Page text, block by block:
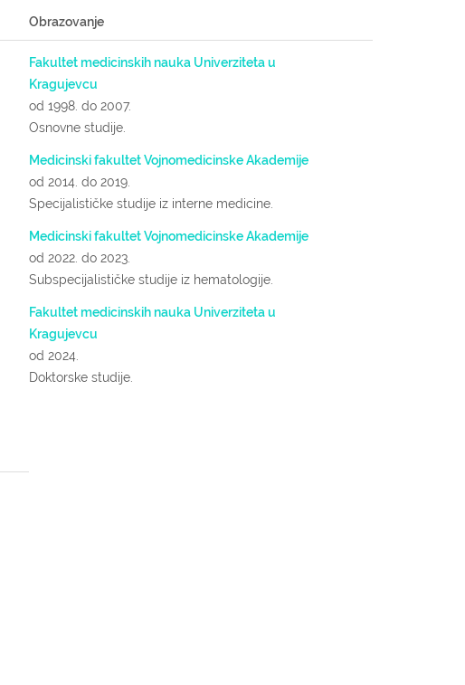
Obrazovanje
Fakultet medicinskih nauka Univerziteta u
Kragujevcu
od 1998. do 2007.
Osnovne studije.
Medicinski fakultet Vojnomedicinske Akademije
od 2014. do 2019.
Specijalističke studije iz interne medicine.
Medicinski fakultet Vojnomedicinske Akademije
od 2022. do 2023.
Subspecijalističke studije iz hematologije.
Fakultet medicinskih nauka Univerziteta u
Kragujevcu
od 2024.
Doktorske studije.